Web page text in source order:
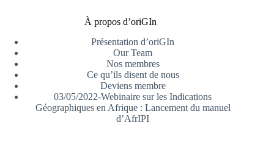
À propos d’oriGIn
Présentation d’oriGIn
Our Team
Nos membres
Ce qu’ils disent de nous
Deviens membre
03/05/2022-Webinaire sur les Indications
Géographiques en Afrique : Lancement du manuel
d’AfrIPI